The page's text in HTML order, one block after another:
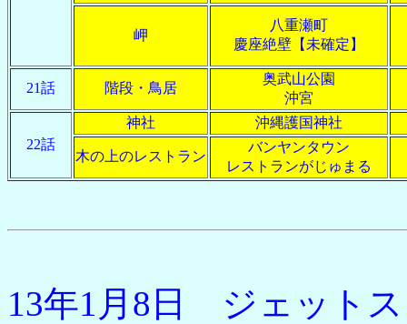
岬
八重瀬町
慶座絶壁【未確定】
21話 階段・鳥居
奥武山公園
沖宮
22話
神社 沖縄護国神社
木の上のレストラン
バンヤンタウン
レストランがじゅまる
13年1月8日 ジェット